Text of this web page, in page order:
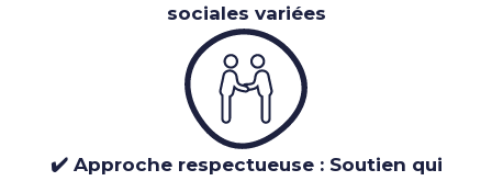
sociales variées
✔️ Approche respectueuse : Soutien qui